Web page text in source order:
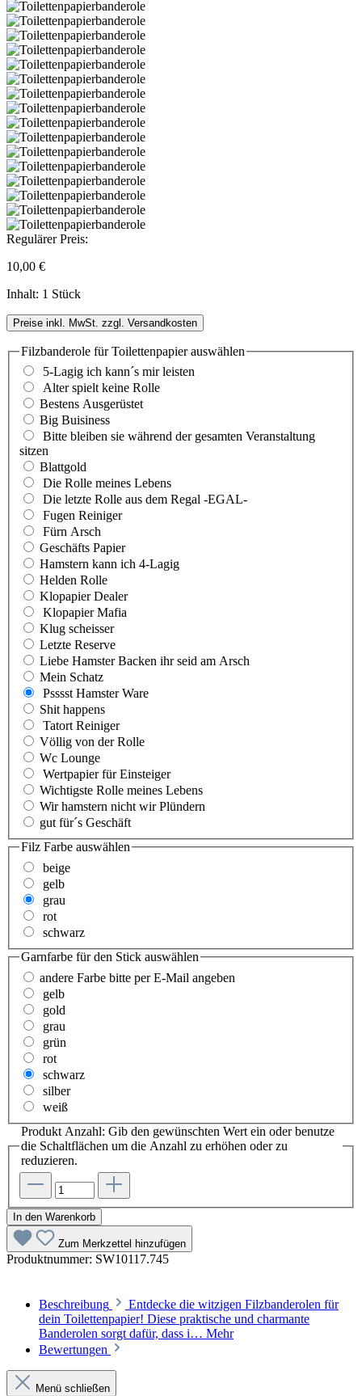
Regulärer Preis:
10,00 €
Inhalt: 1 Stück
Preise inkl. MwSt. zzgl. Versandkosten
Filzbanderole für Toilettenpapierauswählen
5-Lagig ich kann´s mir leisten
Alter spielt keine Rolle
Bestens Ausgerüstet
Big Buisiness
Bitte bleiben sie während der gesamten Veranstaltung
sitzen
Blattgold
Die Rolle meines Lebens
Die letzte Rolle aus dem Regal -EGAL-
Fugen Reiniger
Fürn Arsch
Geschäfts Papier
Hamstern kann ich 4-Lagig
Helden Rolle
Klopapier Dealer
Klopapier Mafia
Klug scheisser
Letzte Reserve
Liebe Hamster Backen ihr seid am Arsch
Mein Schatz
Psssst Hamster Ware
Shit happens
Tatort Reiniger
Völlig von der Rolle
Wc Lounge
Wertpapier für Einsteiger
Wichtigste Rolle meines Lebens
Wir hamstern nicht wir Plündern
gut für´s Geschäft
Filz Farbe auswählen
beige
gelb
grau
rot
schwarz
Garnfarbe für den Stick auswählen
andere Farbe bitte per E-Mail angeben
gelb
gold
grau
grün
rot
schwarz
silber
weiß
Produkt Anzahl: Gib den gewünschten Wert ein oder benutze
die Schaltflächen um die Anzahl zu erhöhen oder zu
reduzieren.
In den Warenkorb
Zum Merkzettel hinzufügen
Produktnummer: SW10117.745
Beschreibung
Entdecke die witzigen Filzbanderolen für
dein Toilettenpapier! Diese praktische und charmante
Banderolen sorgt dafür, dass i… Mehr
Bewertungen
Menü schließen